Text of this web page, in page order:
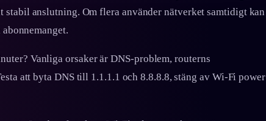
anslutning. Om flera använder nätverket samtidigt kan
Vanliga orsaker är DNS-problem, routerns
att byta DNS till 1.1.1.1 och 8.8.8.8, stäng av Wi‑Fi power